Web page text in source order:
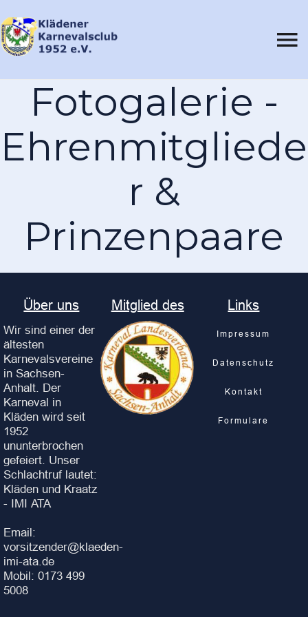
Fotogalerie -
Ehrenmitgliede
r &
Prinzenpaare
Über uns
Wir sind einer der
ältesten
Karnevalsvereine
in Sachsen-
Anhalt. Der
Karneval in
Kläden wird seit
1952
ununterbrochen
gefeiert. Unser
Schlachtruf lautet:
Kläden und Kraatz
- IMI ATA
Email:
vorsitzender@klaeden-
imi-ata.de
Mobil: 0173 499
5008
Mitglied des Links
Impressum
Datenschutz
Kontakt
Formulare